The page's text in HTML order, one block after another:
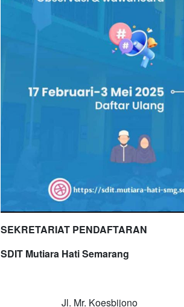
SEKRETARIAT PENDAFTARAN
SDIT Mutiara Hati Semarang
Jl. Mr. Koesbijono